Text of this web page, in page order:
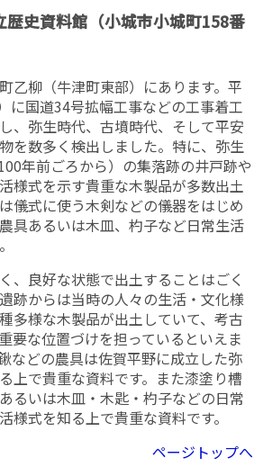
歴史資料館（小城市小城町158番
乙柳（牛津町東部）にあります。平
に国道34号拡幅工事などの工事着工
、弥生時代、古墳時代、そして平安
を数多く検出しました。特に、弥生
年前ごろから）の集落跡の井戸跡や
様式を示す貴重な木製品が多数出土
儀式に使う木剣などの儀器をはじめ
具あるいは木皿、杓子など日常生活
、良好な状態で出土することはごく
跡からは当時の人々の生活・文化様
多様な木製品が出土していて、考古
要な位置づけを担っているといえま
などの農具は佐賀平野に成立した弥
上で貴重な資料です。また漆塗り槽
るいは木皿・木匙・杓子などの日常
様式を知る上で貴重な資料です。
ページトップへ